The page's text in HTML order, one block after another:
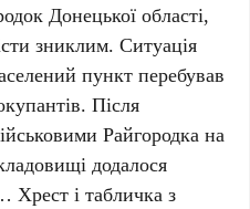
Донецької області,
зниклим. Ситуація
пункт перебував
Після
Райгородка на
додалося
і табличка з